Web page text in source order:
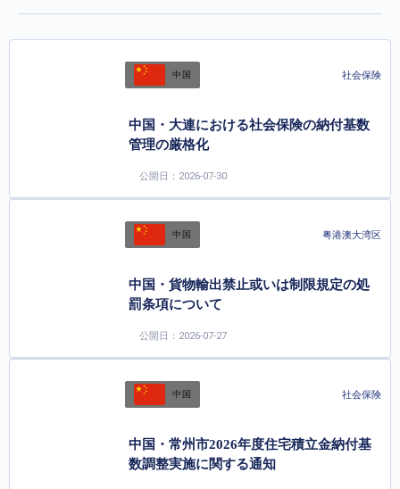
中国 社会保険
中国・大連における社会保険の納付基数
管理の厳格化
公開日：2026-07-30
中国 粤港澳大湾区
中国・貨物輸出禁止或いは制限規定の処
罰条項について
公開日：2026-07-27
中国 社会保険
中国・常州市2026年度住宅積立金納付基
数調整実施に関する通知